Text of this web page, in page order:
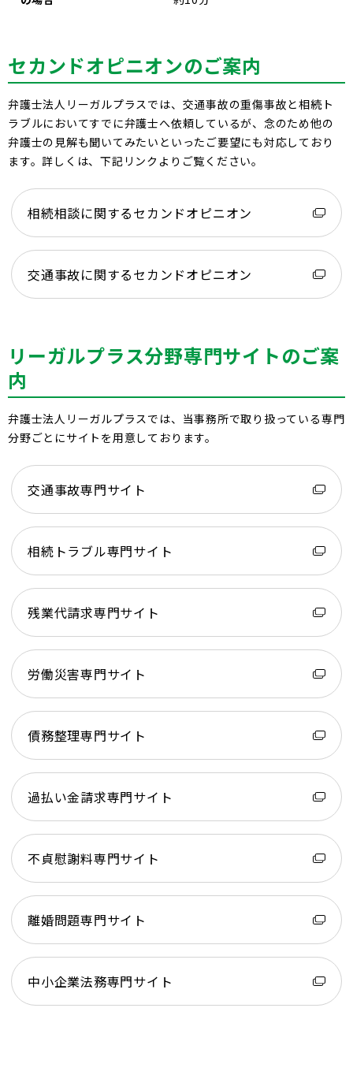
セカンドオピニオンのご案内
弁護士法人リーガルプラスでは、交通事故の重傷事故と相続ト
ラブルにおいてすでに弁護士へ依頼しているが、念のため他の
弁護士の見解も聞いてみたいといったご要望にも対応しており
ます。詳しくは、下記リンクよりご覧ください。
相続相談に関するセカンドオピニオン
交通事故に関するセカンドオピニオン
リーガルプラス分野専門サイトのご案
内
弁護士法人リーガルプラスでは、当事務所で取り扱っている専門
分野ごとにサイトを用意しております。
交通事故専門サイト
相続トラブル専門サイト
残業代請求専門サイト
労働災害専門サイト
債務整理専門サイト
過払い金請求専門サイト
不貞慰謝料専門サイト
離婚問題専門サイト
中小企業法務専門サイト